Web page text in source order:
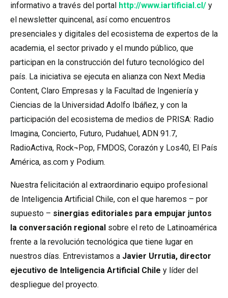
informativo a través del portal http://www.iartificial.cl/ y
el newsletter quincenal, así como encuentros
presenciales y digitales del ecosistema de expertos de la
academia, el sector privado y el mundo público, que
participan en la construcción del futuro tecnológico del
país. La iniciativa se ejecuta en alianza con Next Media
Content, Claro Empresas y la Facultad de Ingeniería y
Ciencias de la Universidad Adolfo Ibáñez, y con la
participación del ecosistema de medios de PRISA: Radio
Imagina, Concierto, Futuro, Pudahuel, ADN 91.7,
RadioActiva, Rock¬Pop, FMDOS, Corazón y Los40, El País
América, as.com y Podium.
Nuestra felicitación al extraordinario equipo profesional
de Inteligencia Artificial Chile, con el que haremos – por
supuesto – sinergias editoriales para empujar juntos
la conversación regional sobre el reto de Latinoamérica
frente a la revolución tecnológica que tiene lugar en
nuestros días. Entrevistamos a Javier Urrutia, director
ejecutivo de Inteligencia Artificial Chile y líder del
despliegue del proyecto.